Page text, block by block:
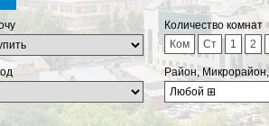
Количество комнат
Ком
Ст 1 2
Район,
Любой ⊞